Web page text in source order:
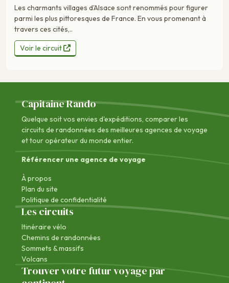
Les charmants villages d'Alsace sont renommés pour figurer
parmi les plus pittoresques de France. En vous promenant à
travers ces cités,..
Voir le circuit
Capitaine Rando
Quelque soit vos envies d'expéditions, comparer les
circuits de randonnées des meilleures agences de voyage
et tour opérateur du monde entier.
Référencer une agence de voyage
À propos
Plan du site
Politique de confidentialité
Les circuits
Itinéraire vélo
Chemins de randonnées
Sommets & massifs
Volcans
Trouver votre futur voyage par